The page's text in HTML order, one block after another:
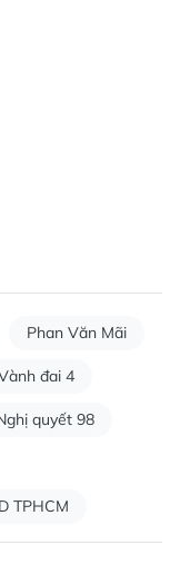
Phan Văn Mãi
đai 4
quyết 98
TPHCM